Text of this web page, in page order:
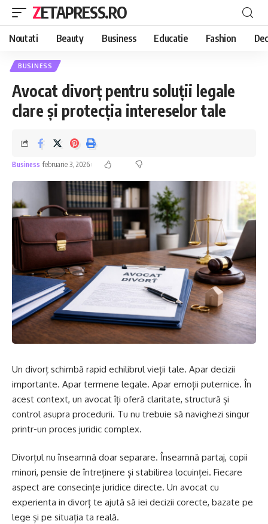
ZETAPRESS.RO
Noutati Beauty Business Educatie Fashion
BUSINESS
Avocat divorț pentru soluții legale
clare și protecția intereselor tale
Business februarie 3, 2026
Un divorț schimbă rapid echilibrul vieții tale. Apar decizii
importante. Apar termene legale. Apar emoții puternice. În
acest context, un avocat îți oferă claritate, structură și
control asupra procedurii. Tu nu trebuie să navighezi singur
printr-un proces juridic complex.
Divorțul nu înseamnă doar separare. Înseamnă partaj, copii
minori, pensie de întreținere și stabilirea locuinței. Fiecare
aspect are consecințe juridice directe. Un avocat cu
experienta in divorț te ajută să iei decizii corecte, bazate pe
lege și pe situația ta reală.